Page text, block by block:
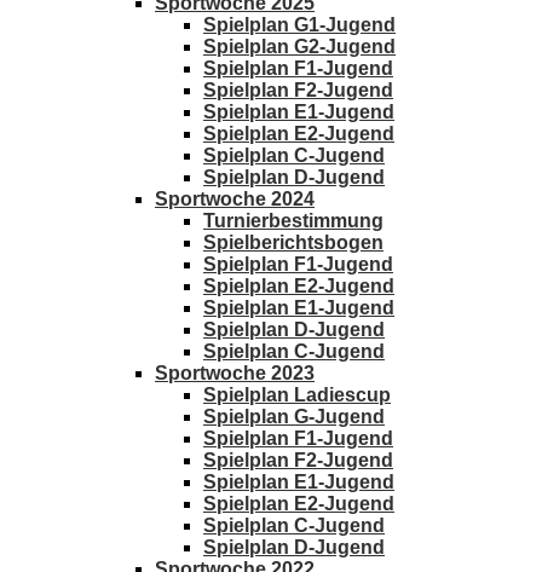
Spielplan G1-Jugend
Spielplan G2-Jugend
Spielplan F1-Jugend
Spielplan F2-Jugend
Spielplan E1-Jugend
Spielplan E2-Jugend
Spielplan C-Jugend
Spielplan D-Jugend
Sportwoche 2024
Turnierbestimmung
Spielberichtsbogen
Spielplan F1-Jugend
Spielplan E2-Jugend
Spielplan E1-Jugend
Spielplan D-Jugend
Spielplan C-Jugend
Sportwoche 2023
Spielplan Ladiescup
Spielplan G-Jugend
Spielplan F1-Jugend
Spielplan F2-Jugend
Spielplan E1-Jugend
Spielplan E2-Jugend
Spielplan C-Jugend
Spielplan D-Jugend